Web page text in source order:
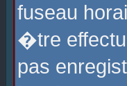
fuseau
�tre
pas